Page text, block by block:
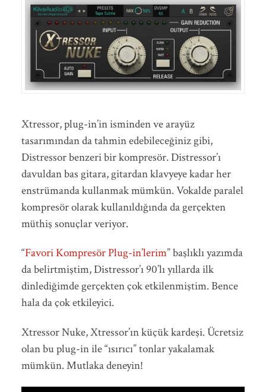
Xtressor, plug-in’in isminden ve arayüz
tasarımından da tahmin edebileceğiniz gibi,
Distressor benzeri bir kompresör. Distressor’ı
davuldan bas gitara, gitardan klavyeye kadar her
enstrümanda kullanmak mümkün. Vokalde paralel
kompresör olarak kullanıldığında da gerçekten
müthiş sonuçlar veriyor.
“Favori Kompresör Plug-in’lerim” başlıklı yazımda
da belirtmiştim, Distressor’ı 90’lı yıllarda ilk
dinlediğimde gerçekten çok etkilenmiştim. Bence
hala da çok etkileyici.
Xtressor Nuke, Xtressor’ın küçük kardeşi. Ücretsiz
olan bu plug-in ile “ısırıcı” tonlar yakalamak
mümkün. Mutlaka deneyin!